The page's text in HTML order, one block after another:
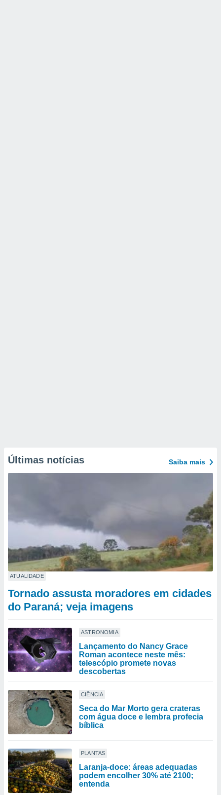
Últimas notícias Saiba mais
ATUALIDADE
Tornado assusta moradores em cidades
do Paraná; veja imagens
ASTRONOMIA
Lançamento do Nancy Grace
Roman acontece neste mês:
telescópio promete novas
descobertas
CIÊNCIA
Seca do Mar Morto gera crateras
com água doce e lembra profecia
bíblica
PLANTAS
Laranja-doce: áreas adequadas
podem encolher 30% até 2100;
entenda